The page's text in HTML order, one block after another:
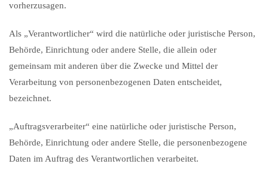
vorherzusagen.
Als „Verantwortlicher“ wird die natürliche oder juristische Person,
Behörde, Einrichtung oder andere Stelle, die allein oder
gemeinsam mit anderen über die Zwecke und Mittel der
Verarbeitung von personenbezogenen Daten entscheidet,
bezeichnet.
„Auftragsverarbeiter“ eine natürliche oder juristische Person,
Behörde, Einrichtung oder andere Stelle, die personenbezogene
Daten im Auftrag des Verantwortlichen verarbeitet.